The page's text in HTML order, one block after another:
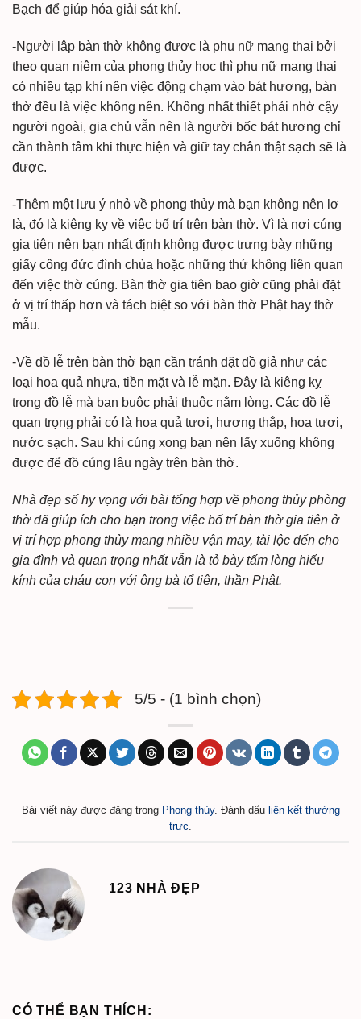
Bạch để giúp hóa giải sát khí.
-Người lập bàn thờ không được là phụ nữ mang thai bởi
theo quan niệm của phong thủy học thì phụ nữ mang thai
có nhiều tạp khí nên việc động chạm vào bát hương, bàn
thờ đều là việc không nên. Không nhất thiết phải nhờ cậy
người ngoài, gia chủ vẫn nên là người bốc bát hương chỉ
cần thành tâm khi thực hiện và giữ tay chân thật sạch sẽ là
được.
-Thêm một lưu ý nhỏ về phong thủy mà bạn không nên lơ
là, đó là kiêng kỵ về việc bố trí trên bàn thờ. Vì là nơi cúng
gia tiên nên bạn nhất định không được trưng bày những
giấy công đức đình chùa hoặc những thứ không liên quan
đến việc thờ cúng. Bàn thờ gia tiên bao giờ cũng phải đặt
ở vị trí thấp hơn và tách biệt so với bàn thờ Phật hay thờ
mẫu.
-Về đồ lễ trên bàn thờ bạn cần tránh đặt đồ giả như các
loại hoa quả nhựa, tiền mặt và lễ mặn. Đây là kiêng kỵ
trong đồ lễ mà bạn buộc phải thuộc nằm lòng. Các đồ lễ
quan trọng phải có là hoa quả tươi, hương thắp, hoa tươi,
nước sạch. Sau khi cúng xong bạn nên lấy xuống không
được để đồ cúng lâu ngày trên bàn thờ.
Nhà đẹp số hy vọng với bài tổng hợp về phong thủy phòng
thờ đã giúp ích cho bạn trong việc bố trí bàn thờ gia tiên ở
vị trí hợp phong thủy mang nhiều vận may, tài lộc đến cho
gia đình và quan trọng nhất vẫn là tỏ bày tấm lòng hiếu
kính của cháu con với ông bà tổ tiên, thần Phật.
5/5 - (1 bình chọn)
Bài viết này được đăng trong Phong thủy. Đánh dấu liên kết thường
trực
123 NHÀ ĐẸP
CÓ THỂ BẠN THÍCH: